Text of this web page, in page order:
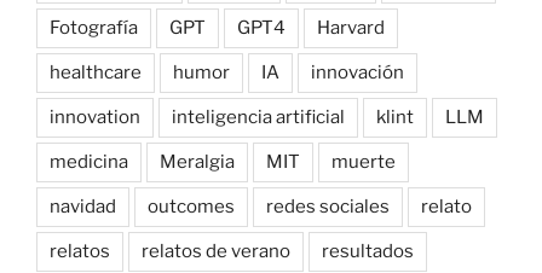
Fotografía GPT GPT4 Harvard
healthcare humor IA innovación
innovation inteligencia artificial klint LLM
medicina Meralgia MIT muerte
navidad outcomes redes sociales relato
relatos relatos de verano resultados